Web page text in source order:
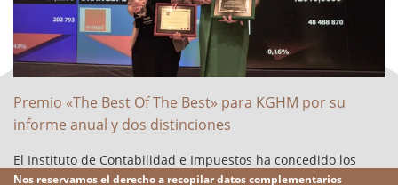
Premio «The Best Of The Best» para KGHM por su
informe anual y dos distinciones
El Instituto de Contabilidad e Impuestos ha concedido los
premios anuales a las sociedades que elaboran los mejores
Nos reservamos el derecho a recopilar datos complementarios